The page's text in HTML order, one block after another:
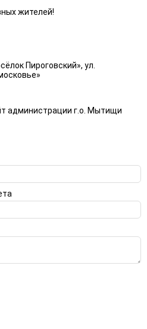
жителей!
Пироговский», ул.
администрации г.о. Мытищи